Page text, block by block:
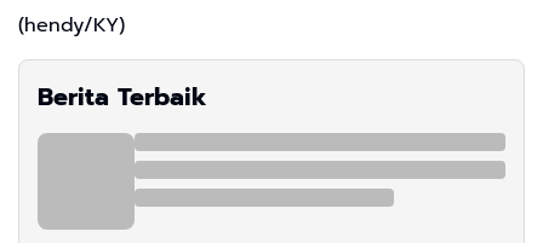
(hendy/KY)
Berita Terbaik